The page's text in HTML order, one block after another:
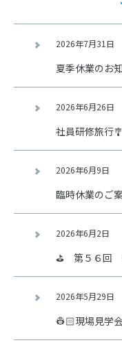
2026年7月31日
夏季休業のお
2026年6月26日
社員研修旅行🎐
2026年6月9日
臨時休業のご
2026年6月2日
⛳ 第５６回
2026年5月29日
👷🏻現場見学